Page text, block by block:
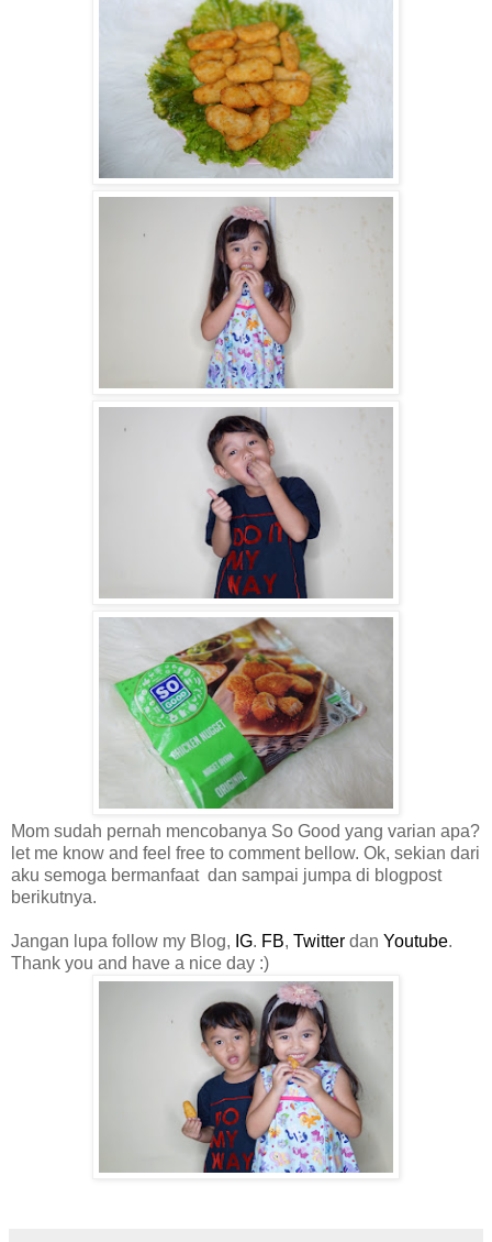
Mom sudah pernah mencobanya So Good yang varian apa?
let me know and feel free to comment bellow. Ok, sekian dari
aku semoga bermanfaat dan sampai jumpa di blogpost
berikutnya.
Jangan lupa follow my Blog, IG. FB, Twitter dan Youtube.
Thank you and have a nice day :)